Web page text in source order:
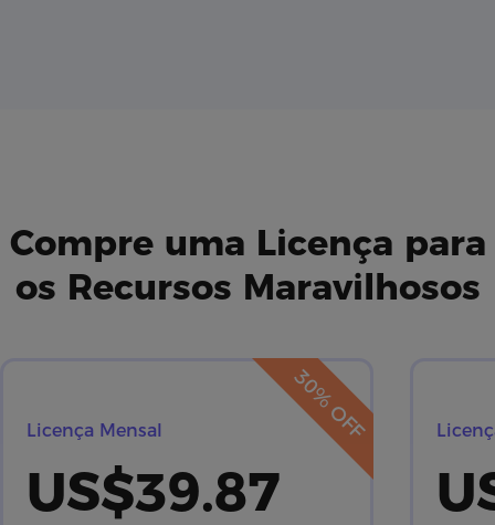
Compre uma Licença para
os Recursos Maravilhosos
30% OFF
Licença Mensal
US$39.87